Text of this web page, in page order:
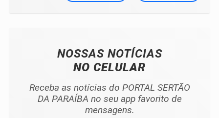
NOSSAS NOTÍCIAS
NO CELULAR
Receba as notícias do PORTAL SERTÃO
DA PARAÍBA no seu app favorito de
mensagens.